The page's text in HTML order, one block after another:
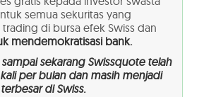
semua sekuritas yang
di bursa efek Swiss dan
mendemokratisasi bank.
sekarang Swissquote telah
per bulan dan masih menjadi
di Swiss.